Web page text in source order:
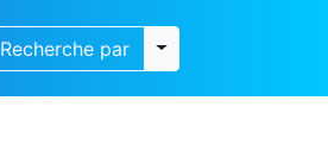
Recherche par Toggle dropdown